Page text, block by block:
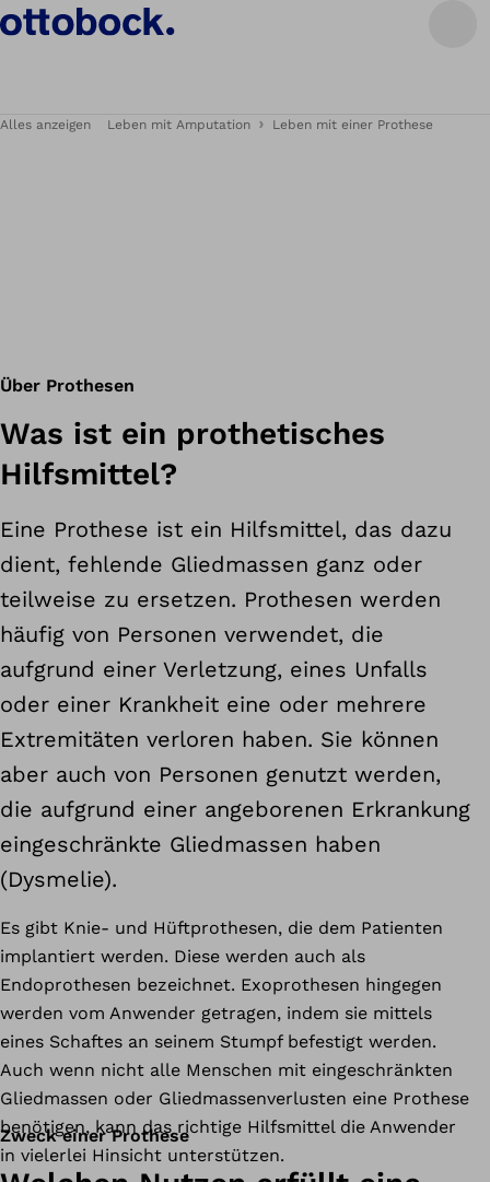
Alles anzeigen Leben mit Amputation Leben mit einer Prothese
Über Prothesen
Was ist ein prothetisches
Hilfsmittel?
Eine Prothese ist ein Hilfsmittel, das dazu
dient, fehlende Gliedmassen ganz oder
teilweise zu ersetzen. Prothesen werden
häufig von Personen verwendet, die
aufgrund einer Verletzung, eines Unfalls
oder einer Krankheit eine oder mehrere
Extremitäten verloren haben. Sie können
aber auch von Personen genutzt werden,
die aufgrund einer angeborenen Erkrankung
eingeschränkte Gliedmassen haben
(Dysmelie).
Es gibt Knie- und Hüftprothesen, die dem Patienten
implantiert werden. Diese werden auch als
Endoprothesen bezeichnet. Exoprothesen hingegen
werden vom Anwender getragen, indem sie mittels
eines Schaftes an seinem Stumpf befestigt werden.
Auch wenn nicht alle Menschen mit eingeschränkten
Gliedmassen oder Gliedmassenverlusten eine Prothese
benötigen, kann das richtige Hilfsmittel die Anwender
in vielerlei Hinsicht unterstützen.
Zweck einer Prothese